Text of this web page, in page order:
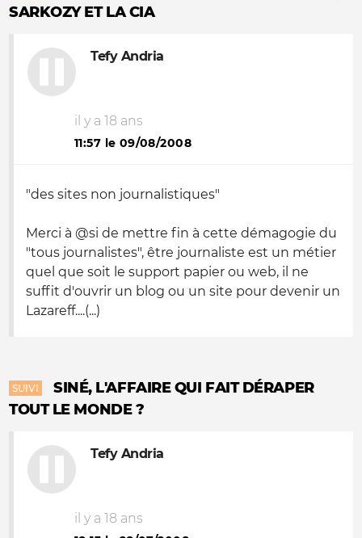
SARKOZY ET LA CIA
Tefy Andria
il y a 18 ans
11:57 le 09/08/2008
"des sites non journalistiques"
Merci à @si de mettre fin à cette démagogie du
"tous journalistes", être journaliste est un métier
quel que soit le support papier ou web, il ne
suffit d'ouvrir un blog ou un site pour devenir un
Lazareff....(...)
SUIVI
SINÉ, L'AFFAIRE QUI FAIT DÉRAPER
TOUT LE MONDE ?
Tefy Andria
il y a 18 ans